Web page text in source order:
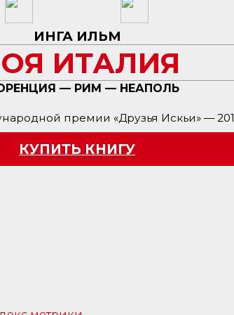
ИНГА ИЛЬМ
ИТАЛИЯ
— РИМ — НЕАПОЛЬ
премии «Друзья Искьи» —
КУПИТЬ КНИГУ